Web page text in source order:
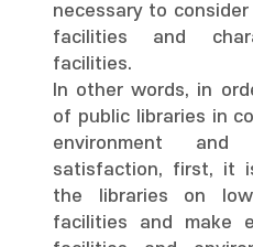
necessary to
facilities and
facilities.
In other words, in
of public libraries in
environment
satisfaction, first, it
the libraries on
facilities and make